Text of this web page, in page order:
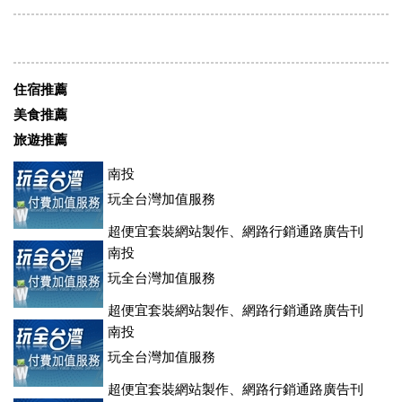
住宿推薦
美食推薦
旅遊推薦
南投
玩全台灣加值服務
超便宜套裝網站製作、網路行銷通路廣告刊
登、訂房系統、客房委託旅行社銷售，全面優惠中....
南投
玩全台灣加值服務
超便宜套裝網站製作、網路行銷通路廣告刊
登、訂房系統、客房委託旅行社銷售，全面優惠中....
南投
玩全台灣加值服務
超便宜套裝網站製作、網路行銷通路廣告刊